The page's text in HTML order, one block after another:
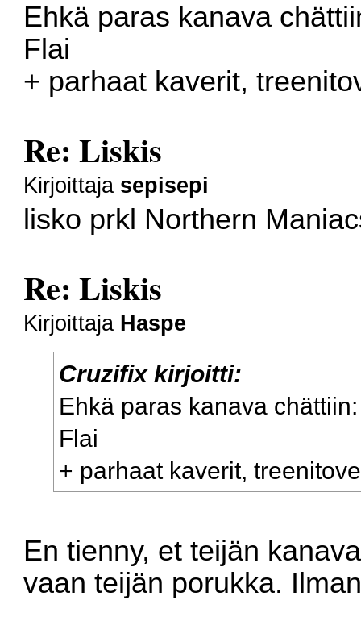
Ehkä paras kanava
Flai
+ parhaat kaverit,
Re: Liskis
Kirjoittaja sepisepi
lisko prkl Northern
Re: Liskis
Kirjoittaja Haspe
Cruzifix kirjoitti:
Ehkä paras kanava chättiin:
Flai
+ parhaat kaverit,
En tienny, et teijän
vaan teijän porukka.